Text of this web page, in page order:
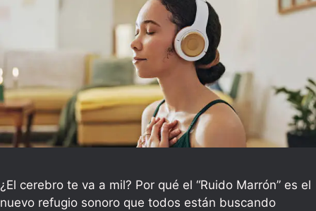
¿El cerebro te va a mil? Por qué el “Ruido Marrón” es el
nuevo refugio sonoro que todos están buscando